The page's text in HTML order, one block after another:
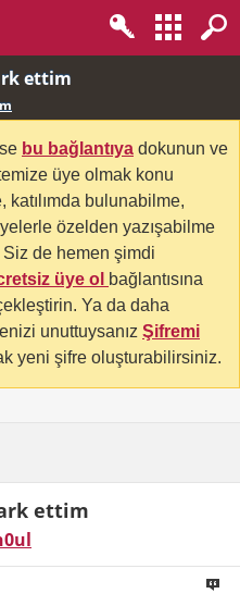
ettim
bu bağlantıya dokunun ve
üye olmak konu
bulunabilme,
özelden yazışabilme
de hemen şimdi
üye ol bağlantısına
Ya da daha
unuttuysanız Şifremi
yeni şifre oluşturabilirsiniz.
ettim